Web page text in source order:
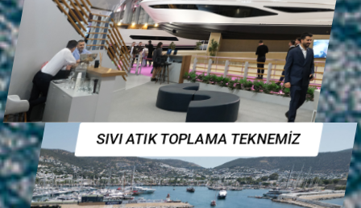
SIVI ATIK TOPLAMA TEKNEMİZ